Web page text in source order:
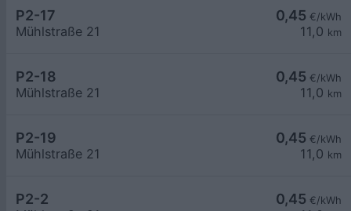
0,45 €/kWh
11,0 km
P2-17
Mühlstraße 21
0,45 €/kWh
11,0 km
P2-18
Mühlstraße 21
0,45 €/kWh
11,0 km
P2-19
Mühlstraße 21
0,45 €/kWh
P2-2